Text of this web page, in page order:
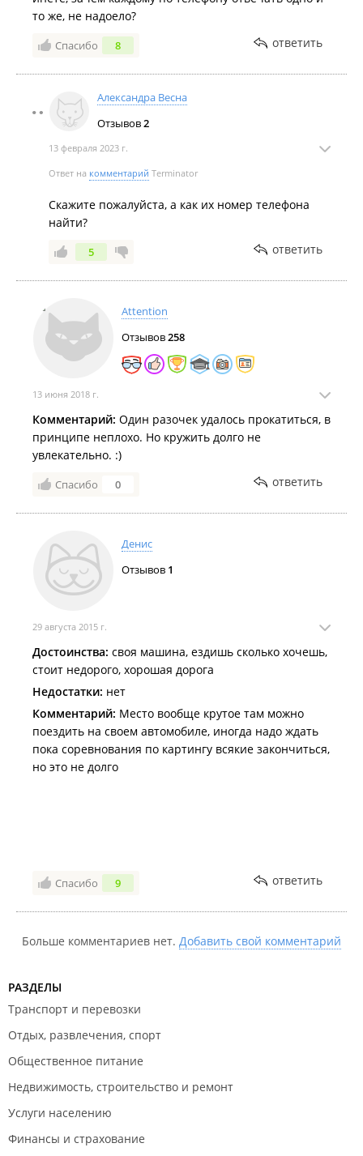
то же, не надоело?
Спасибо 8 ответить
Александра Весна
Отзывов2
13 февраля 2023 г.
Ответ на комментарий Terminator
Скажите пожалуйста, а как их номер телефона
найти?
5 ответить
Attention
Отзывов258
13 июня 2018 г.
Комментарий: Один разочек удалось прокатиться, в
принципе неплохо. Но кружить долго не
увлекательно. :)
Спасибо 0 ответить
Денис
Отзывов 1
29 августа 2015 г.
Достоинства: своя машина, ездишь сколько хочешь,
стоит недорого, хорошая дорога
Недостатки: нет
Комментарий: Место вообще крутое там можно
поездить на своем автомобиле, иногда надо ждать
пока соревнования по картингу всякие закончиться,
но это не долго
Спасибо 9 ответить
Больше комментариев нет. Добавить свой комментарий
РАЗДЕЛЫ
Транспорт и перевозки
Отдых, развлечения, спорт
Общественное питание
Недвижимость, строительство и ремонт
Услуги населению
Финансы и страхование